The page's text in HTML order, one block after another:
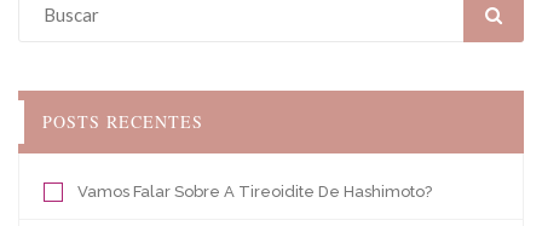
POSTS RECENTES
Vamos Falar Sobre A Tireoidite De Hashimoto?